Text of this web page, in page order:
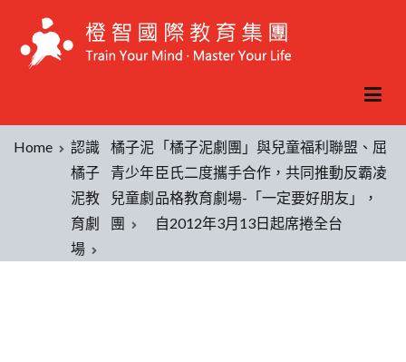
Home
認識
橘子
泥教
育劇
場
橘子泥
青少年
兒童劇
團
「橘子泥劇團」與兒童福利聯盟、屈
臣氏二度攜手合作，共同推動反霸凌
品格教育劇場-「一定要好朋友」，
自2012年3月13日起席捲全台